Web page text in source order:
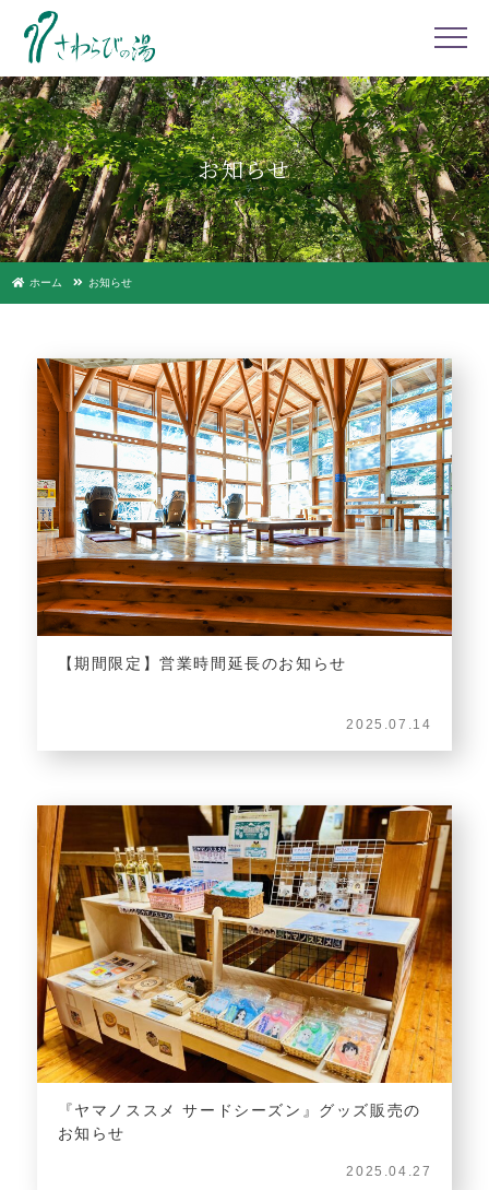
お知らせ
ホーム お知らせ
【期間限定】営業時間延長のお知らせ
2025.07.14
『ヤマノススメ サードシーズン』グッズ販売の
お知らせ
2025.04.27